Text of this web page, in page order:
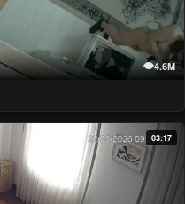
4.6M
03:17